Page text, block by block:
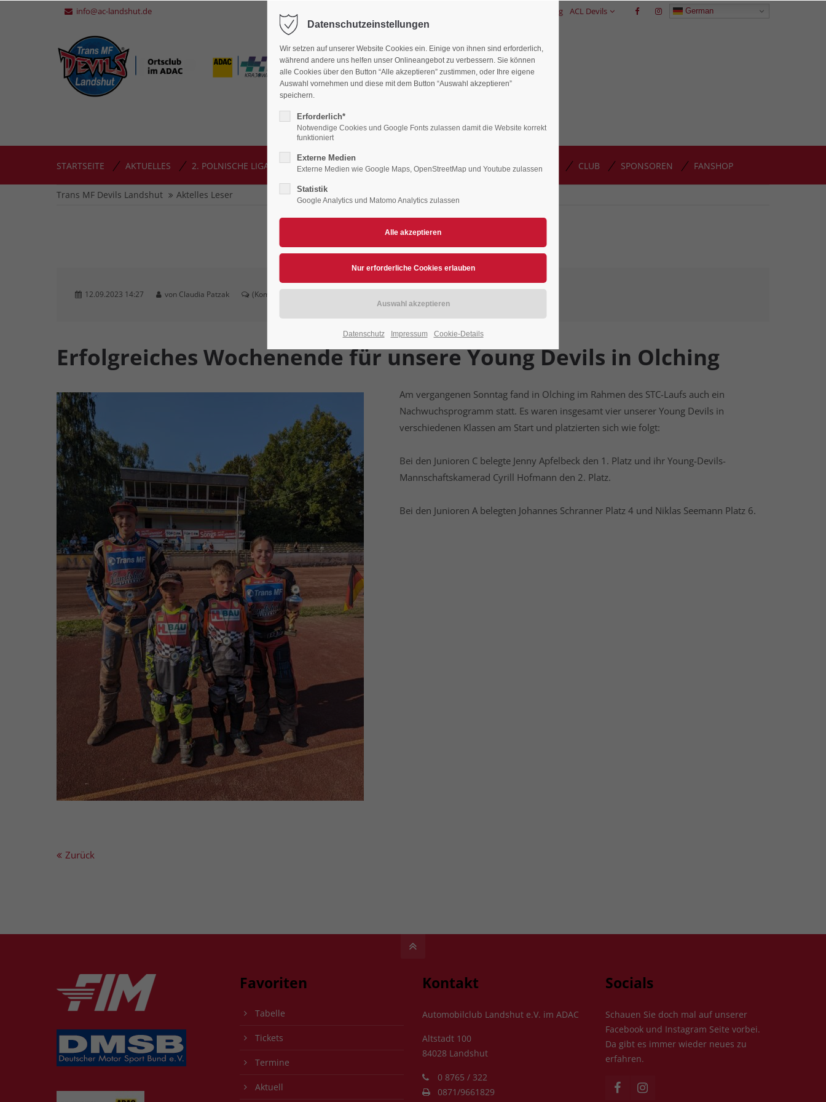
info@ac-landshut.de Mitgliedsantrag ACL Devils German
STARTSEITE AKTUELLES 2. POLNISCHE LIGA YOUNG DEVILS TERMINE TICKETS TICKETS SWC/SGP CLUB SPONSOREN FANSHOP
Trans MF Devils Landshut Aktelles Leser
12.09.2023 14:27 von Claudia Patzak (Kommentare: 0)
Erfolgreiches Wochenende für unsere Young Devils in Olching
Am vergangenen Sonntag fand in Olching im Rahmen des STC-Laufs auch ein
Nachwuchsprogramm statt. Es waren insgesamt vier unserer Young Devils in
verschiedenen Klassen am Start und platzierten sich wie folgt:
Bei den Junioren C belegte Jenny Apfelbeck den 1. Platz und ihr Young-Devils-
Mannschaftskamerad Cyrill Hofmann den 2. Platz.
Bei den Junioren A belegten Johannes Schranner Platz 4 und Niklas Seemann Platz 6.
Zurück
Favoriten
Tabelle
Tickets
Termine
Aktuell
Kontakt
Automobilclub Landshut e.V. im ADAC
Altstadt 100
84028 Landshut
0 8765 / 322
0871/9661829
Socials
Schauen Sie doch mal auf unserer
Facebook und Instagram Seite vorbei.
Da gibt es immer wieder neues zu
erfahren.
Datenschutzeinstellungen
Wir setzen auf unserer Website Cookies ein. Einige von ihnen sind erforderlich,
während andere uns helfen unser Onlineangebot zu verbessern. Sie können
alle Cookies über den Button “Alle akzeptieren” zustimmen, oder Ihre eigene
Auswahl vornehmen und diese mit dem Button “Auswahl akzeptieren”
speichern.
Erforderlich*
Notwendige Cookies und Google Fonts zulassen damit die Website korrekt
funktioniert
Externe Medien
Externe Medien wie Google Maps, OpenStreetMap und Youtube zulassen
Statistik
Google Analytics und Matomo Analytics zulassen
Datenschutz Impressum Cookie-Details